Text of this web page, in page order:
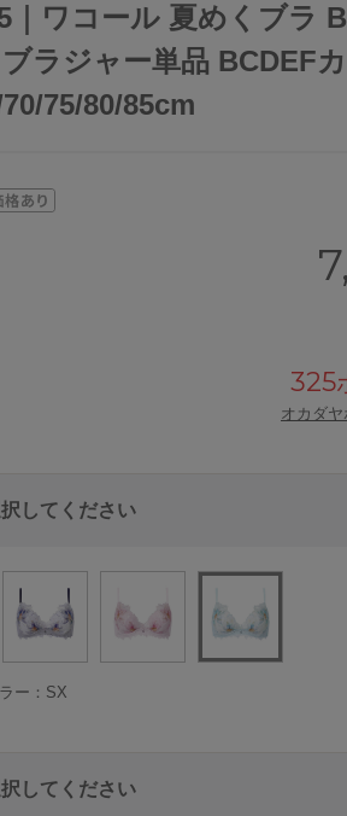
｜ワコール 夏めくブラ
ラジャー単品 BCDEF
75/80/85cm
325
オカダ
してください
ー：SX
してください